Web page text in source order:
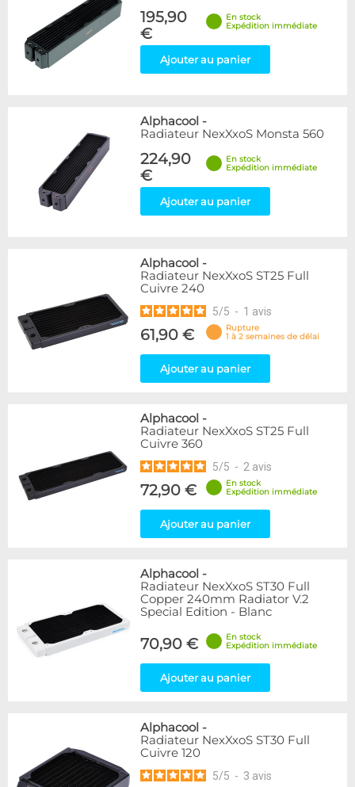
195,90
€
En stock
Expédition immédiate
Ajouter au panier
Alphacool -
Radiateur NexXxoS Monsta 560
224,90
€
En stock
Expédition immédiate
Ajouter au panier
Alphacool -
Radiateur NexXxoS ST25 Full
Cuivre 240
5/5 - 1 avis
61,90 €
Rupture
1 à 2 semaines de délai
Ajouter au panier
Alphacool -
Radiateur NexXxoS ST25 Full
Cuivre 360
5/5 - 2 avis
72,90 €
En stock
Expédition immédiate
Ajouter au panier
Alphacool -
Radiateur NexXxoS ST30 Full
Copper 240mm Radiator V.2
Special Edition - Blanc
70,90 €
En stock
Expédition immédiate
Ajouter au panier
Alphacool -
Radiateur NexXxoS ST30 Full
Cuivre 120
5/5 - 3 avis